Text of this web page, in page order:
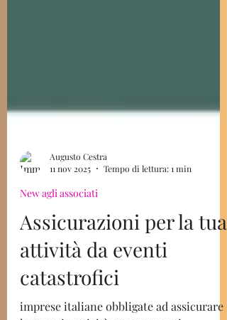
11 nov 2025
New agli associati
Assicurazioni per la tua
attività da eventi
catastrofici